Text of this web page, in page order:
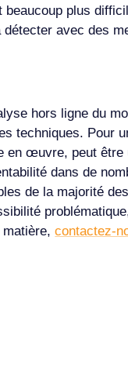
plus
avec des
hors ligne du
techniques. Pour
en œuvre, peut
dans de
de la majorité
matière,contactez-